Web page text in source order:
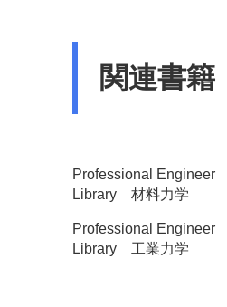
関連書籍
Professional Engineer
Library 材料力学
Professional Engineer
Library 工業力学